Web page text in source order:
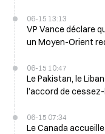
06-15 13:13
VP Vance déclare
un Moyen-Orient
06-15 10:47
Le Pakistan, le
l’accord de
06-15 07:34
Le Canada